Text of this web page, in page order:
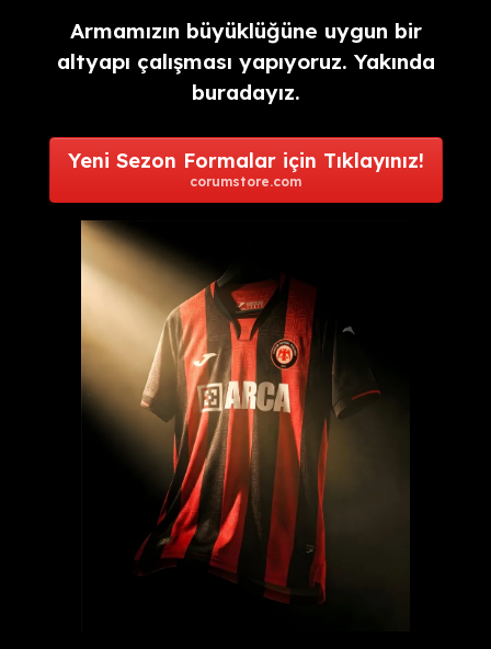
Armamızın büyüklüğüne uygun bir
altyapı çalışması yapıyoruz. Yakında
buradayız.
Yeni Sezon Formalar için Tıklayınız!
corumstore.com